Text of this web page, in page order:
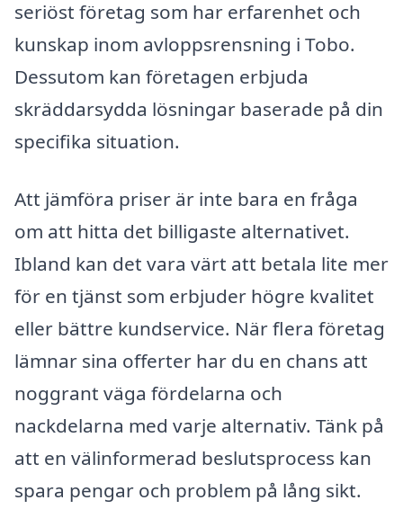
seriöst företag som har erfarenhet och
kunskap inom avloppsrensning i Tobo.
Dessutom kan företagen erbjuda
skräddarsydda lösningar baserade på din
specifika situation.
Att jämföra priser är inte bara en fråga
om att hitta det billigaste alternativet.
Ibland kan det vara värt att betala lite mer
för en tjänst som erbjuder högre kvalitet
eller bättre kundservice. När flera företag
lämnar sina offerter har du en chans att
noggrant väga fördelarna och
nackdelarna med varje alternativ. Tänk på
att en välinformerad beslutsprocess kan
spara pengar och problem på lång sikt.